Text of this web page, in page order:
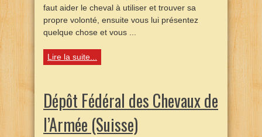
faut aider le cheval à utiliser et trouver sa
propre volonté, ensuite vous lui présentez
quelque chose et vous ...
Lire la suite...
Dépôt Fédéral des Chevaux de
l’Armée (Suisse)